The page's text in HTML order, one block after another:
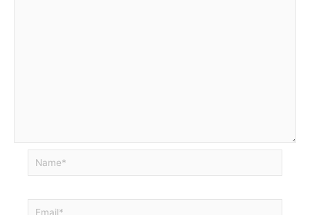
Name*
Email*